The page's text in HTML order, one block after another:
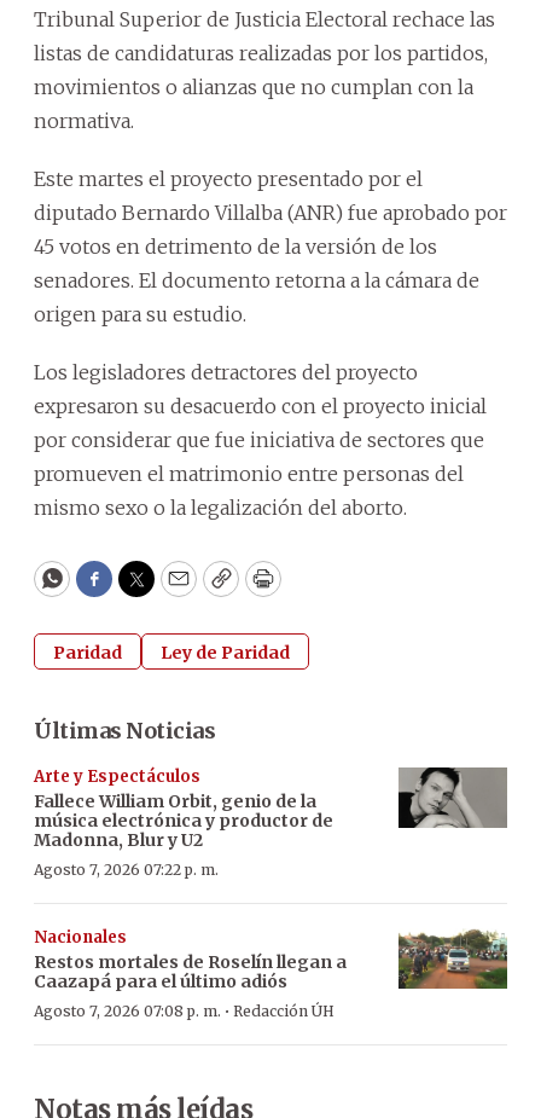
Tribunal Superior de Justicia Electoral rechace las
listas de candidaturas realizadas por los partidos,
movimientos o alianzas que no cumplan con la
normativa.
Este martes el proyecto presentado por el
diputado Bernardo Villalba (ANR) fue aprobado por
45 votos en detrimento de la versión de los
senadores. El documento retorna a la cámara de
origen para su estudio.
Los legisladores detractores del proyecto
expresaron su desacuerdo con el proyecto inicial
por considerar que fue iniciativa de sectores que
promueven el matrimonio entre personas del
mismo sexo o la legalización del aborto.
WhatsApp
Facebook
Twitter
EmailCopyPrint
Paridad Ley de Paridad
Últimas Noticias
Arte y Espectáculos
Fallece William Orbit, genio de la
música electrónica y productor de
Madonna, Blur y U2
Agosto 7, 2026 07:22 p. m.
Nacionales
Restos mortales de Roselín llegan a
Caazapá para el último adiós
Agosto 7, 2026 07:08 p. m. · Redacción ÚH
Notas más leídas